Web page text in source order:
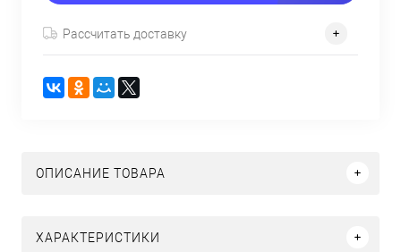
Рассчитать доставку
ОПИСАНИЕ ТОВАРА
ХАРАКТЕРИСТИКИ